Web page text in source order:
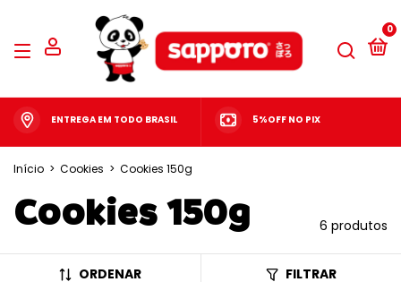
0
ENTREGA EM TODO BRASIL 5%OFF NO PIX
Início > Cookies > Cookies 150g
Cookies 150g 6 produtos
ORDENAR FILTRAR